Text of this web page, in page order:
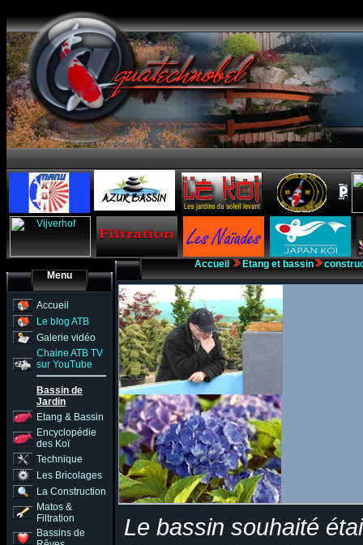
Menu
Accueil
Le blog ATB
Galerie vidéo
Chaine ATB TV
sur YouTube
Bassin de
Jardin
Etang & Bassin
Encyclopédie
des Koï
Technique
Les Bricolages
La Construction
Matos &
Filtration
Bassins de
Accueil Etang et bassin
Le bassin souhaité